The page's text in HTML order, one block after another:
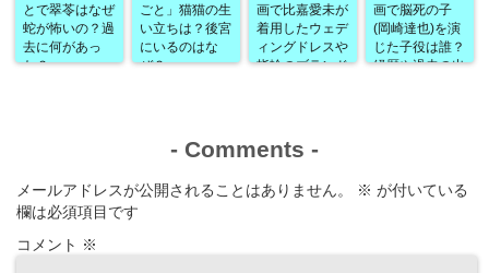
とで翠苓はなぜ
蛇が怖いの？過
去に何があっ
た？
ごと」猫猫の生
い立ちは？後宮
にいるのはな
ぜ？
画で比嘉愛未が
着用したウェデ
ィングドレスや
指輪のブランド
画で脳死の子
(岡崎達也)を演
じた子役は誰？
経歴や過去の出
- Comments -
メールアドレスが公開されることはありません。 ※ が付いている
欄は必須項目です
コメント ※